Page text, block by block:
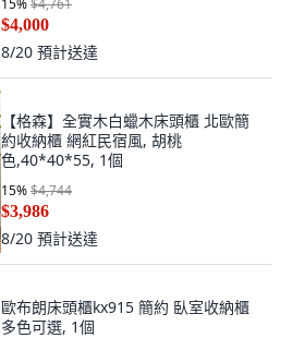
15%$4,761
$4,000
8/20 預計送達
【格森】全實木白蠟木床頭櫃 北歐簡
約收納櫃 網紅民宿風, 胡桃
色,40*40*55, 1個
15%$4,744
$3,986
8/20 預計送達
歐布朗床頭櫃kx915 簡約 臥室收納櫃
多色可選, 1個